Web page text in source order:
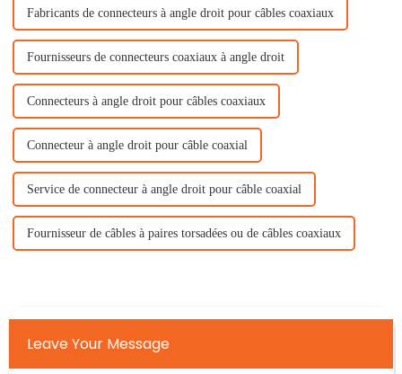
Fabricants de connecteurs à angle droit pour câbles coaxiaux
Fournisseurs de connecteurs coaxiaux à angle droit
Connecteurs à angle droit pour câbles coaxiaux
Connecteur à angle droit pour câble coaxial
Service de connecteur à angle droit pour câble coaxial
Fournisseur de câbles à paires torsadées ou de câbles coaxiaux
Leave Your Message